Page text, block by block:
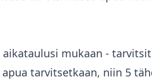
mukaan -
tarvitsetkaan, niin 5